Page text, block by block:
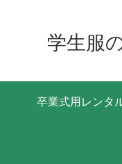
学生服
卒業式用レンタ